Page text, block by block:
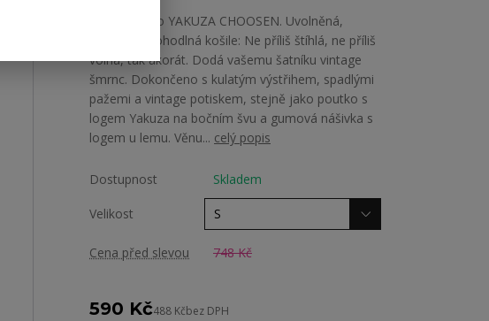
Dámské tílko YAKUZA CHOOSEN. Uvolněná,
chladná a pohodlná košile: Ne příliš štíhlá, ne příliš
volná, tak akorát. Dodá vašemu šatníku vintage
šmrnc. Dokončeno s kulatým výstřihem, spadlými
pažemi a vintage potiskem, stejně jako poutko s
logem Yakuza na bočním švu a gumová nášivka s
logem u lemu. Věnu... celý popis
Dostupnost Skladem
Velikost
Cena před slevou 748 Kč
590 Kč488 Kčbez DPH